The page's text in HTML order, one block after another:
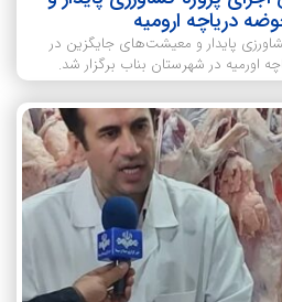
دریاچه ارومیه
پایدار و معیشت‌های جایگزین در
در شهرستان‌ بناب برگزار شد.